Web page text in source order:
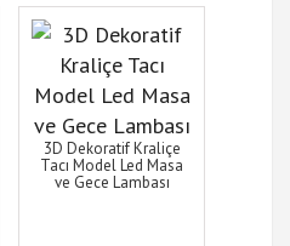
3D Dekoratif Kraliçe
Tacı Model Led Masa
ve Gece Lambası